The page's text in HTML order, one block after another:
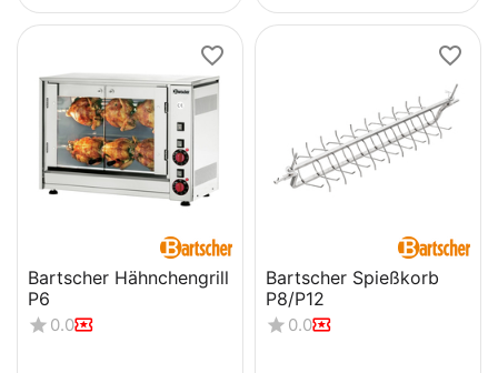
Bartscher Hähnchengrill
P6
0.0
Bartscher Spießkorb
P8/P12
0.0